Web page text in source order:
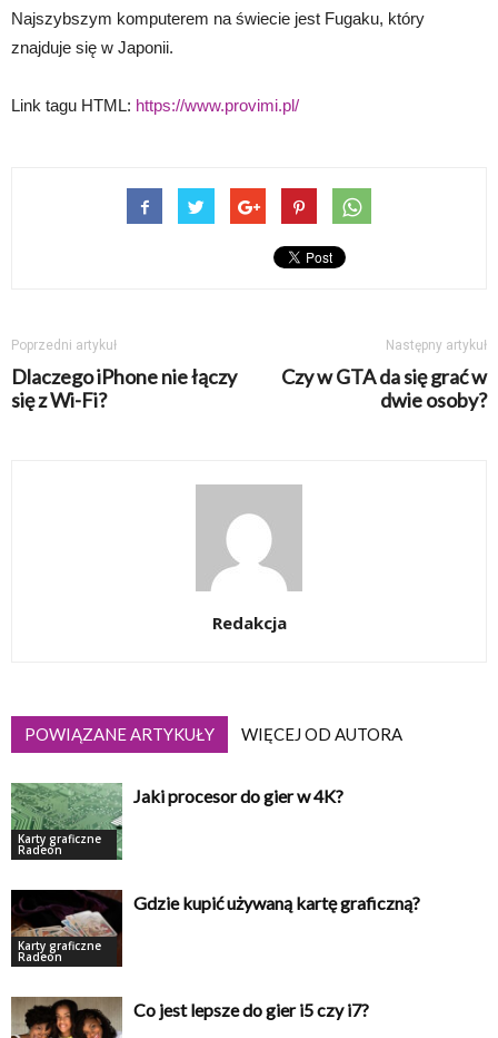
Najszybszym komputerem na świecie jest Fugaku, który
znajduje się w Japonii.
Link tagu HTML: https://www.provimi.pl/
Poprzedni artykuł
Dlaczego iPhone nie łączy
się z Wi-Fi?
Następny artykuł
Czy w GTA da się grać w
dwie osoby?
Redakcja
POWIĄZANE ARTYKUŁY WIĘCEJ OD AUTORA
Karty graficzne
Radeon
Jaki procesor do gier w 4K?
Karty graficzne
Radeon
Gdzie kupić używaną kartę graficzną?
Co jest lepsze do gier i5 czy i7?